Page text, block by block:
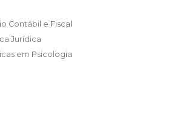
Contábil e Fiscal
Jurídica
em Psicologia